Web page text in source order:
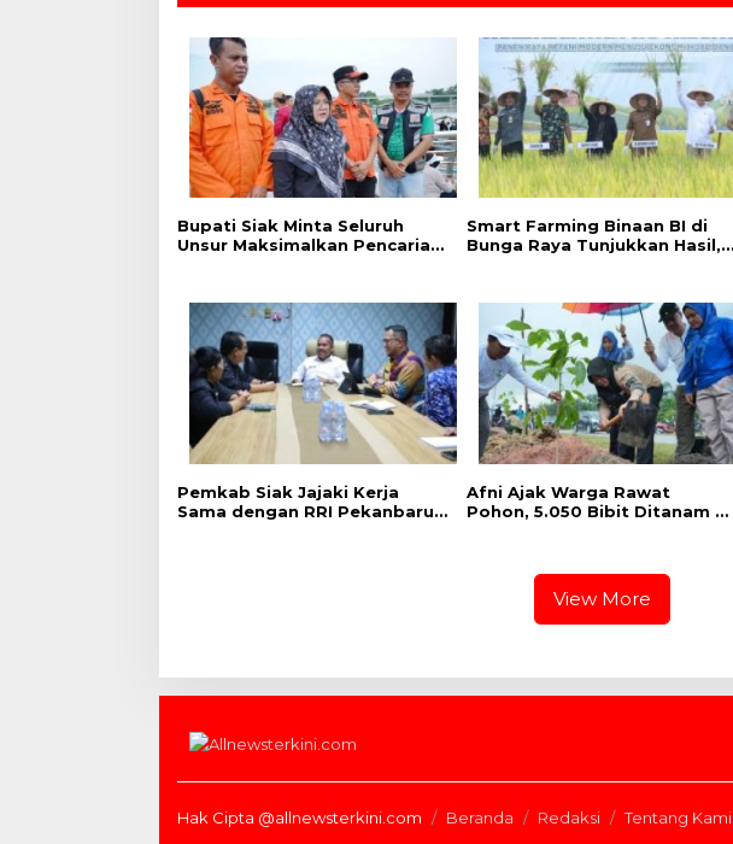
Bupati Siak Minta Seluruh
Unsur Maksimalkan Pencarian
Smart Farming Binaan BI di
Bunga Raya Tunjukkan Hasil,
Pemkab Siak Jajaki Kerja
Sama dengan RRI Pekanbaru,
Afni Ajak Warga Rawat
Pohon, 5.050 Bibit Ditanam di
View More
Hak Cipta @allnewsterkini.com Beranda Redaksi Tentang Kami